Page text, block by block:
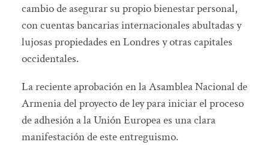
cambio de asegurar su propio bienestar personal,
con cuentas bancarias internacionales abultadas y
lujosas propiedades en Londres y otras capitales
occidentales.
La reciente aprobación en la Asamblea Nacional de
Armenia del proyecto de ley para iniciar el proceso
de adhesión a la Unión Europea es una clara
manifestación de este entreguismo.